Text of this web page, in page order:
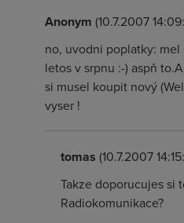
Anonym (10.7.2007
no, uvodni poplatky: mel
letos v srpnu :-) aspň
si musel koupit nový
vyser !
tomas (10.7.2007
Takze doporucujes si
Radiokomunikace?